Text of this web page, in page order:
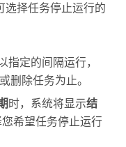
选择任务停止运行的
指定的间隔运行，
删除任务为止。
时，系统将显示结
希望任务停止运行